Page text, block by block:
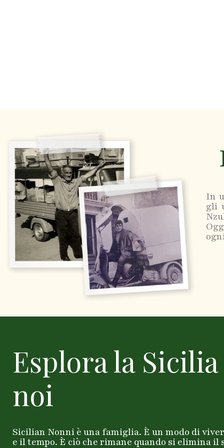
In
gli
Esplora la
noi
Sicilian Nonni è una famiglia. È un modo di
e il tempo. È ciò che rimane quando si elimina il